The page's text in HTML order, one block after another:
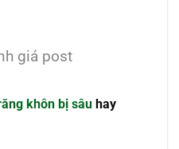
giá post
khôn bị sâu hay